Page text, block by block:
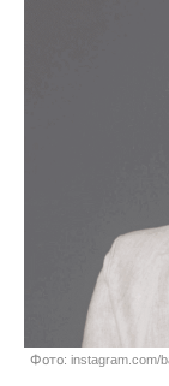
Фото: instagram.com/